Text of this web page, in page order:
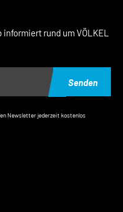
rund um VÖLKEL
Senden
Newsletter jederzeit kostenlos